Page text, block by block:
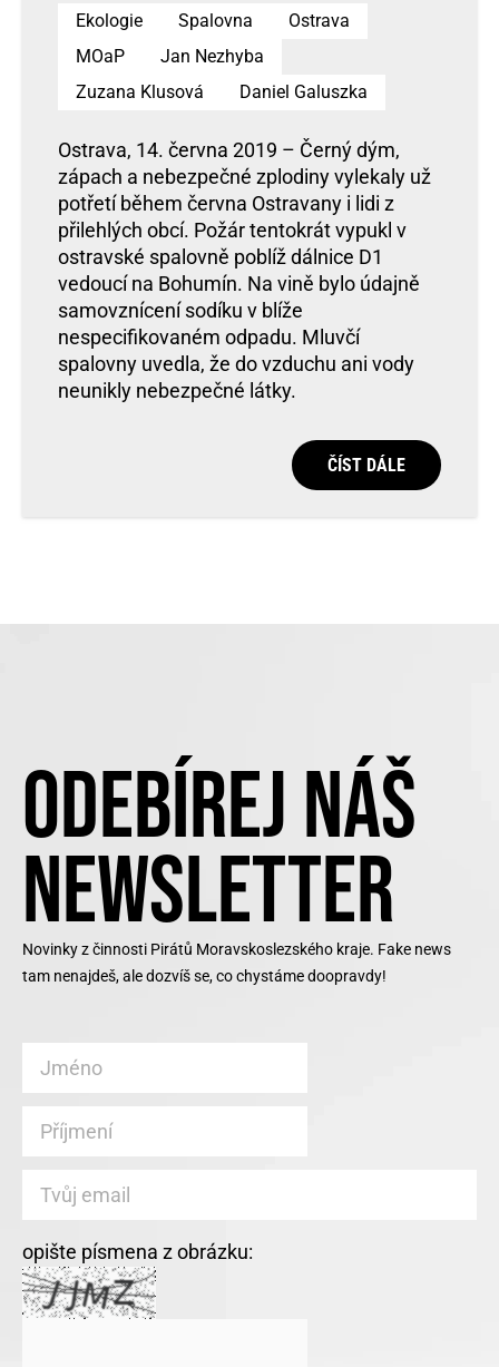
Ekologie Spalovna
Ostrava
MOaP
Jan Nezhyba
Zuzana Klusová
Daniel Galuszka
Ostrava, 14. června 2019 – Černý dým,
zápach a nebezpečné zplodiny vylekaly už
potřetí během června Ostravany i lidi z
přilehlých obcí. Požár tentokrát vypukl v
ostravské spalovně poblíž dálnice D1
vedoucí na Bohumín. Na vině bylo údajně
samovznícení sodíku v blíže
nespecifikovaném odpadu. Mluvčí
spalovny uvedla, že do vzduchu ani vody
neunikly nebezpečné látky.
ČÍST DÁLE
ODEBÍREJ NÁŠ
NEWSLETTER
Novinky z činnosti Pirátů Moravskoslezského kraje. Fake news
tam nenajdeš, ale dozvíš se, co chystáme doopravdy!
opište písmena z obrázku: